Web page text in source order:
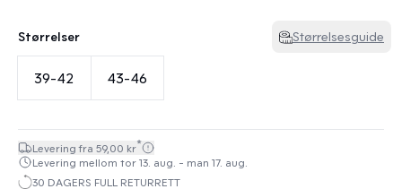
Størrelser Størrelsesguide
39-42 43-46
Levering fra 59,00 kr*
Levering mellom tor 13. aug. - man 17. aug.
30 DAGERS FULL RETURRETT